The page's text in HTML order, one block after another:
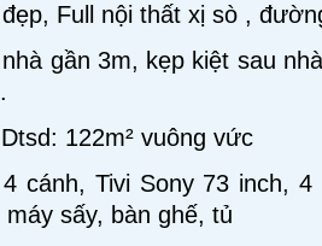
Full nội thất xị sò ,
gần 3m, kẹp kiệt sau
122m² vuông vức
cánh, Tivi Sony 73 inch,
sấy, bàn ghế, tủ